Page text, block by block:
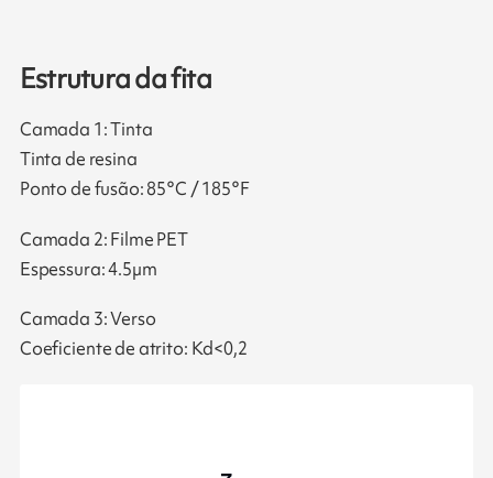
Estrutura da fita
Camada 1: Tinta
Tinta de resina
Ponto de fusão: 85°C / 185°F
Camada 2: Filme PET
Espessura: 4.5µm
Camada 3: Verso
Coeficiente de atrito: Kd<0,2